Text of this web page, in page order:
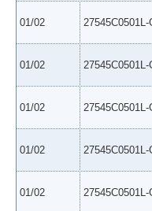
01/02
01/02
01/02
01/02
01/02